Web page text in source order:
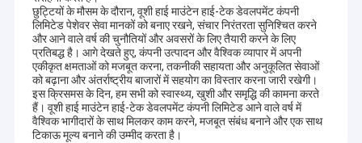
छुट्टियों के मौसम के दौरान, वूशी हाई माउंटेन हाई-टेक डेवलपमेंट कंपनी
लिमिटेड पेशेवर सेवा मानकों को बनाए रखने, संचार निरंतरता सुनिश्चित करने
और आने वाले वर्ष की चुनौतियों और अवसरों के लिए तैयारी करने के लिए
प्रतिबद्ध है। आगे देखते हुए, कंपनी उत्पादन और वैश्विक व्यापार में अपनी
एकीकृत क्षमताओं को मजबूत करना, तकनीकी सहायता और अनुकूलित सेवाओं
को बढ़ाना और अंतर्राष्ट्रीय बाजारों में सहयोग का विस्तार करना जारी रखेगी।
इस क्रिसमस के दिन, हम सभी को स्वास्थ्य, खुशी और समृद्धि की कामना करते
हैं। वूशी हाई माउंटेन हाई-टेक डेवलपमेंट कंपनी लिमिटेड आने वाले वर्ष में
वैश्विक भागीदारों के साथ मिलकर काम करने, मजबूत संबंध बनाने और एक साथ
टिकाऊ मूल्य बनाने की उम्मीद करता है।